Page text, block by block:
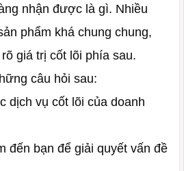
nhận được là gì. Nhiều
phẩm khá chung chung,
giá trị cốt lõi phía sau.
câu hỏi sau:
dịch vụ cốt lõi của doanh
đến bạn để giải quyết vấn đề